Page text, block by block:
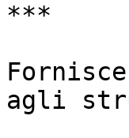
***
agli